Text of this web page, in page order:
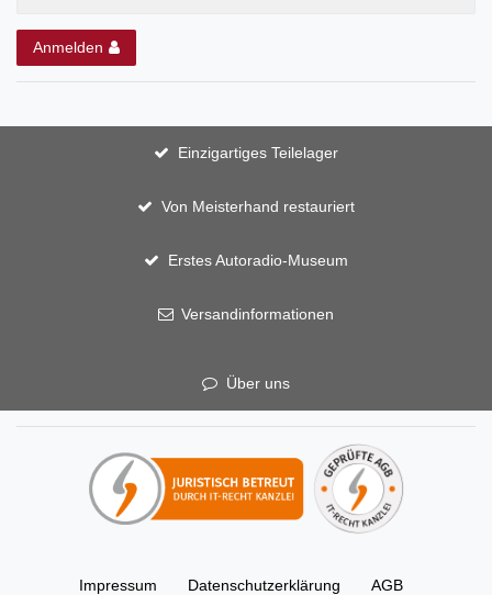
Anmelden
Einzigartiges Teilelager
Von Meisterhand restauriert
Erstes Autoradio-Museum
Versandinformationen
Über uns
Impressum Daten­schutz­erklärung AGB